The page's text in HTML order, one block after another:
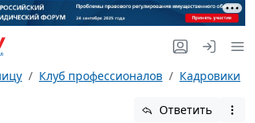
Клуб профессионалов Кадровики
Ответить